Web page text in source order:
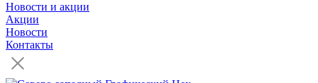
Новости и акции
Акции
Новости
Контакты